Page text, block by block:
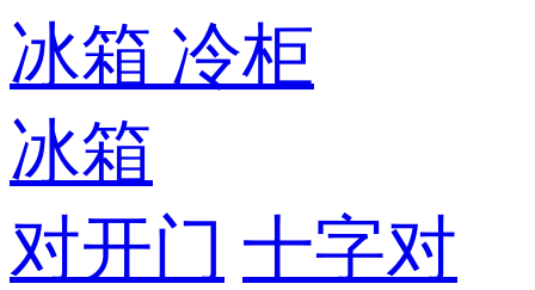
冰箱 冷柜
冰箱
对开门 十字对